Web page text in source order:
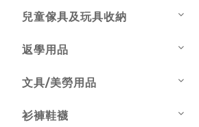
兒童傢具及玩具收納
返學用品
文具/美勞用品
衫褲鞋襪